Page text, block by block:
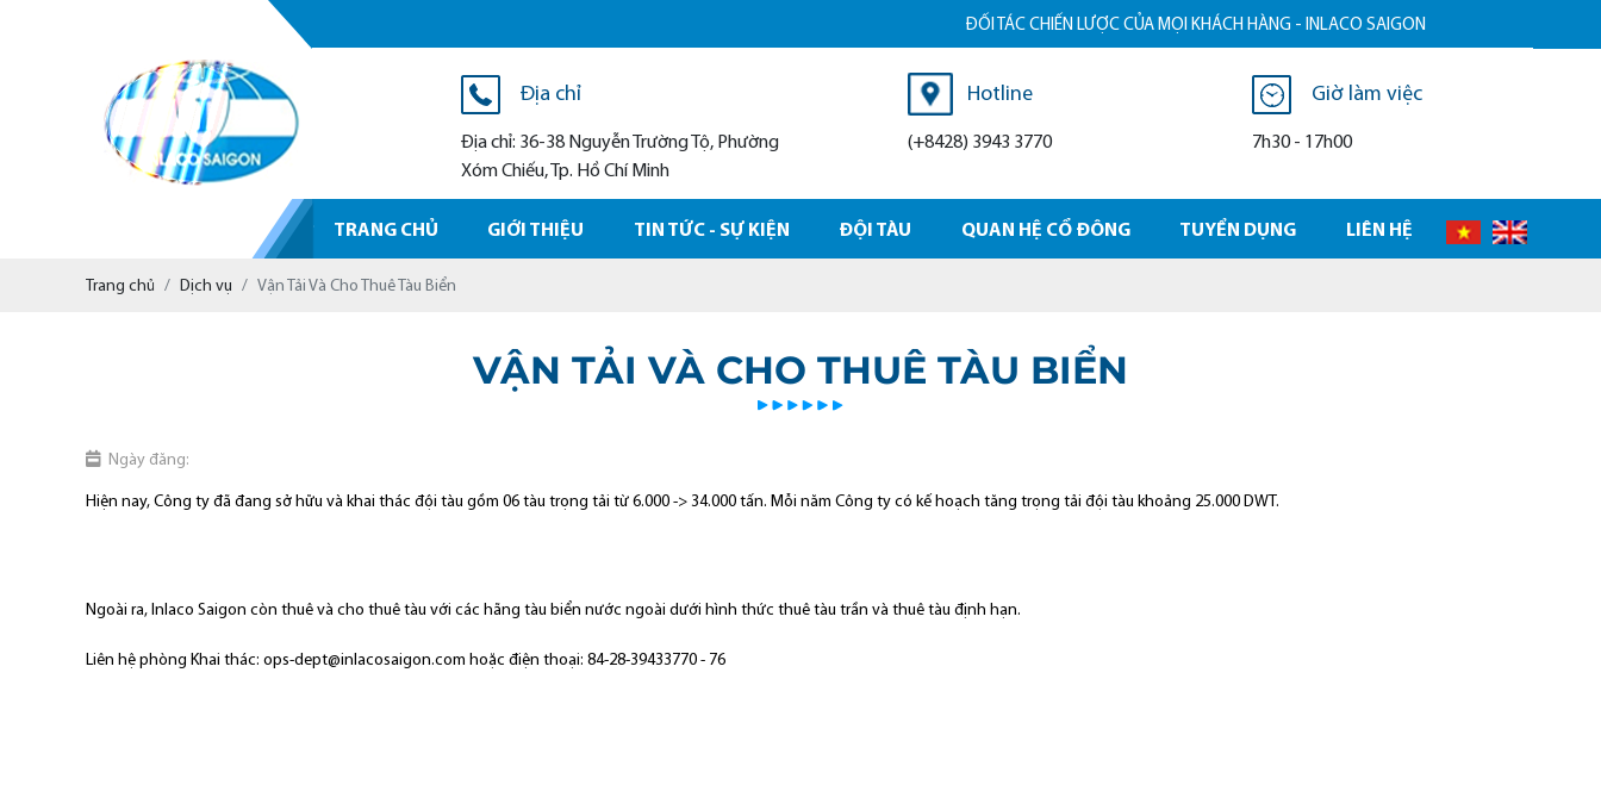
ĐỐI TÁC CHIẾN LƯỢC CỦA MỌI KHÁCH HÀNG - INLACO SAIGON
Địa chỉ
Địa chỉ: 36-38 Nguyễn Trường Tộ, Phường
Xóm Chiếu, Tp. Hồ Chí Minh
Hotline
(+8428) 3943 3770
Giờ làm việc
7h30 - 17h00
TRANG CHỦ GIỚI THIỆU TIN TỨC - SỰ KIỆN ĐỘI TÀU QUAN HỆ CỔ ĐÔNG TUYỂN DỤNG LIÊN HỆ
Trang chủ Dịch vụ Vận Tải Và Cho Thuê Tàu Biển
VẬN TẢI VÀ CHO THUÊ TÀU BIỂN
Ngày đăng:
Hiện nay, Công ty đã đang sở hữu và khai thác đội tàu gồm 06 tàu trọng tải từ 6.000 -> 34.000 tấn. Mỗi năm Công ty có kế hoạch tăng trọng tải đội tàu khoảng 25.000 DWT.
Ngoài ra, Inlaco Saigon còn thuê và cho thuê tàu với các hãng tàu biển nước ngoài dưới hình thức thuê tàu trần và thuê tàu định hạn.
Liên hệ phòng Khai thác: ops-dept@inlacosaigon.com hoặc điện thoại: 84-28-39433770 - 76